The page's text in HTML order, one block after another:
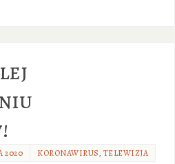
2020 KORONAWIRUS, TELEWIZJA